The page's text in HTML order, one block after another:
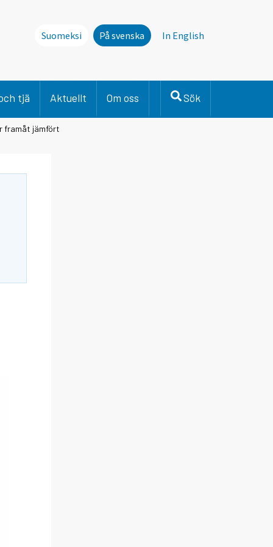
Suomeksi På svenska In English
tjä Aktuellt Om oss Sök
framåt jämfört